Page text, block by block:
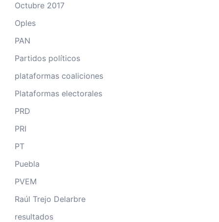
Octubre 2017
Oples
PAN
Partidos políticos
plataformas coaliciones
Plataformas electorales
PRD
PRI
PT
Puebla
PVEM
Raúl Trejo Delarbre
resultados